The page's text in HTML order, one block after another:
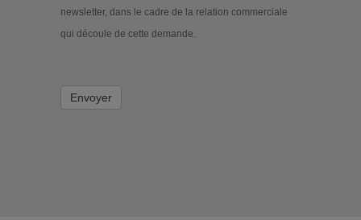
newsletter, dans le cadre de la relation commerciale
qui découle de cette demande.
Envoyer